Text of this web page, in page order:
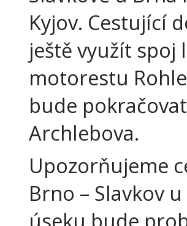
Kyjov. Cestující
ještě využít spoj
motorestu
bude
Archlebova.
Upozorňujeme
Brno – Slavkov
úseku bude